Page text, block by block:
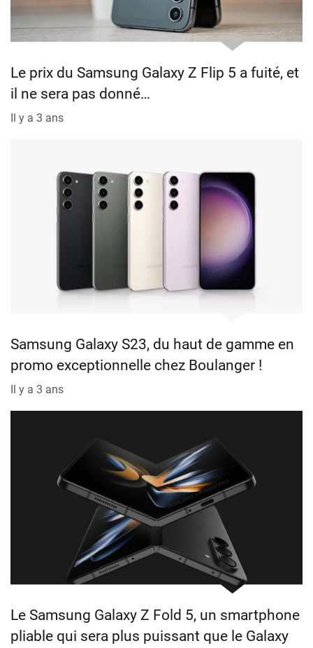
Le prix du Samsung Galaxy Z Flip 5 a fuité, et
il ne sera pas donné…
Il y a 3 ans
Samsung Galaxy S23, du haut de gamme en
promo exceptionnelle chez Boulanger !
Il y a 3 ans
Le Samsung Galaxy Z Fold 5, un smartphone
pliable qui sera plus puissant que le Galaxy